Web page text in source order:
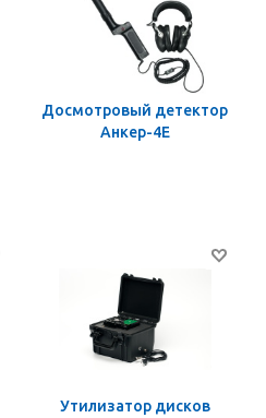
Досмотровый детектор
Анкер-4Е
Утилизатор дисков